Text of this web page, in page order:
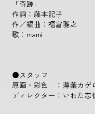
「奇跡」
作詞：藤本記子
作／編曲：福富雅之
歌：mami
●スタッフ
原画・彩色 ：薄葉カゲ
ディレクター：いわた志